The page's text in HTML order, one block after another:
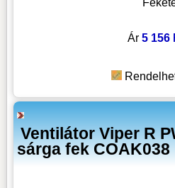
Ár 5 156
Ventilátor Viper R
sárga fek COAK038